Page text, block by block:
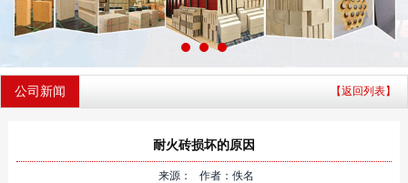
公司新闻 【返回列表】
耐火砖损坏的原因
来源： 作者：佚名